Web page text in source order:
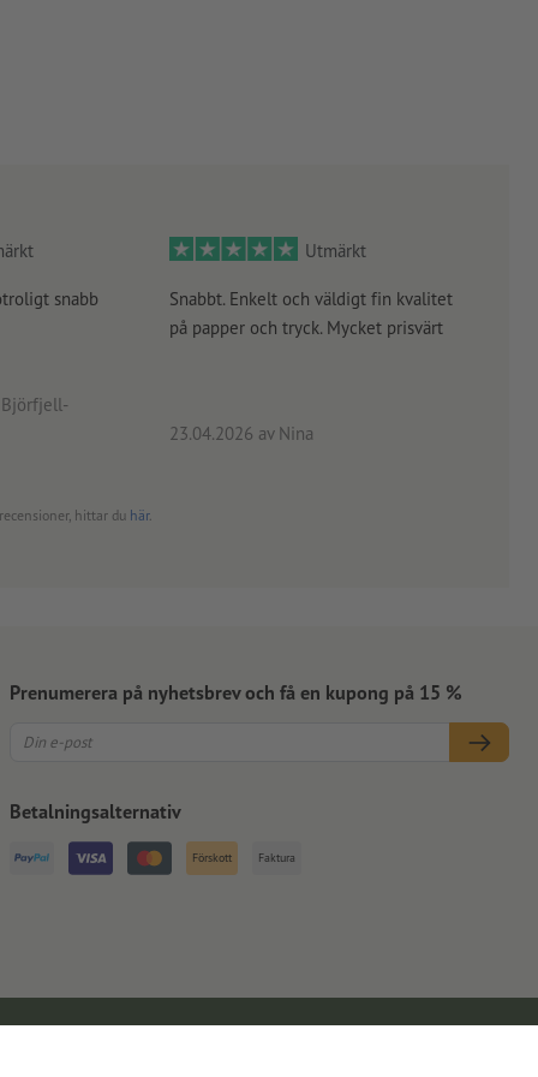
snabb
Björfjell-
Utmärkt
Snabbt. Enkelt och väldigt fin kvalitet
på papper och tryck. Mycket prisvärt
23.04.2026 av Nina
hittar du här.
Prenumerera på nyhetsbrev och få en kupong på 15 %
Betalningsalternativ
Förskott Faktura